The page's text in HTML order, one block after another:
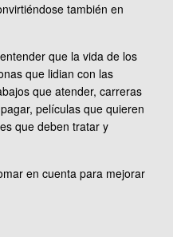
también en
que la vida de los
que lidian con las
que atender, carreras
películas que quieren
que deben tratar y
en cuenta para mejorar